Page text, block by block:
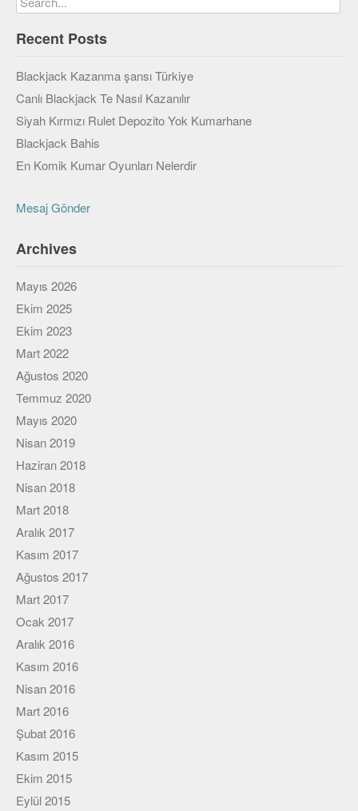
Veritabanı
PostgreSQL
Robotik
Biz
Etkinlikler
Bize Katılın
Bize yazın
Viki
Recent Posts
Blackjack Kazanma şansı Türkiye
Canlı Blackjack Te Nasıl Kazanılır
Siyah Kırmızı Rulet Depozito Yok Kumarhane
Blackjack Bahis
En Komik Kumar Oyunları Nelerdir
Mesaj Gönder
Archives
Mayıs 2026
Ekim 2025
Ekim 2023
Mart 2022
Ağustos 2020
Temmuz 2020
Mayıs 2020
Nisan 2019
Haziran 2018
Nisan 2018
Mart 2018
Aralık 2017
Kasım 2017
Ağustos 2017
Mart 2017
Ocak 2017
Aralık 2016
Kasım 2016
Nisan 2016
Mart 2016
Şubat 2016
Kasım 2015
Ekim 2015
Eylül 2015